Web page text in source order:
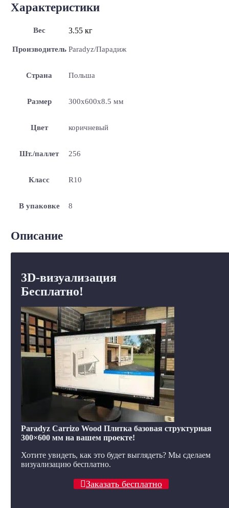
Характеристики
Вес 3.55 кг
Производитель Paradyz/Парадиж
Страна Польша
Размер 300x600x8.5 мм
Цвет коричневый
Шт./паллет 256
Класс R10
В упаковке 8
Описание
3D-визуализация
Бесплатно!
Paradyz Carrizo Wood Плитка базовая структурная
300×600 мм на вашем проекте!
Хотите увидеть, как это будет выглядеть? Мы сделаем
визуализацию бесплатно.
Заказать бесплатно